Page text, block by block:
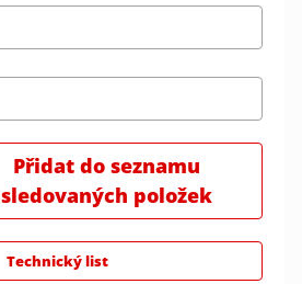
Přidat do seznamu
sledovaných položek
Technický list